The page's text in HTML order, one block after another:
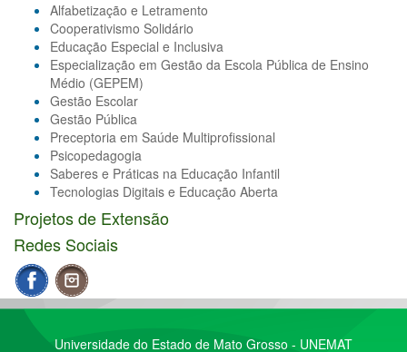
Alfabetização e Letramento
Cooperativismo Solidário
Educação Especial e Inclusiva
Especialização em Gestão da Escola Pública de Ensino
Médio (GEPEM)
Gestão Escolar
Gestão Pública
Preceptoria em Saúde Multiprofissional
Psicopedagogia
Saberes e Práticas na Educação Infantil
Tecnologias Digitais e Educação Aberta
Projetos de Extensão
Redes Sociais
Universidade do Estado de Mato Grosso - UNEMAT